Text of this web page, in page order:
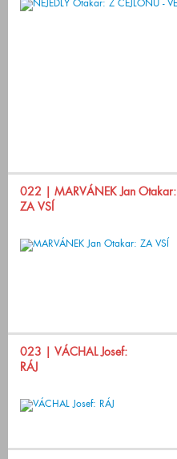
022 | MARVÁNEK Jan Otakar:
ZA VSÍ
023 | VÁCHAL Josef:
RÁJ